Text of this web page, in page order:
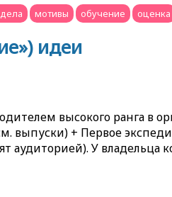
мотивы обучение оценка
идеи
высокого ранга в
выпуски) + Первое
аудиторией). У